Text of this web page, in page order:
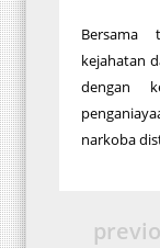
Bersama
kejahatan
dengan
narkoba